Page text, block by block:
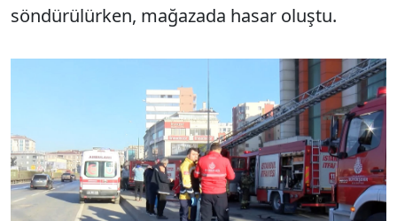
söndürülürken, mağazada hasar oluştu.